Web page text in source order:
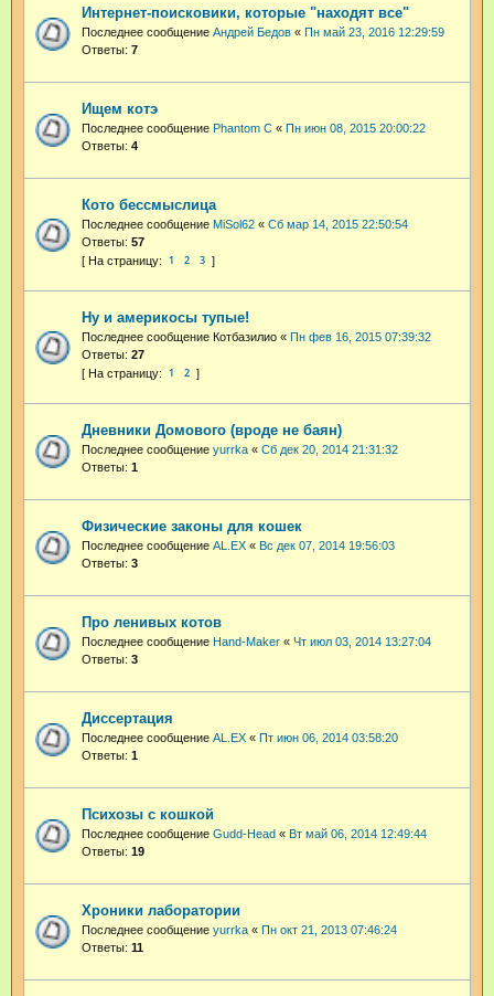
Интернет-поисковики, которые "находят все"
Последнее сообщение Андрей Бедов « Пн май 23, 2016 12:29:59
Ответы: 7
Ищем котэ
Последнее сообщение Phantom C « Пн июн 08, 2015 20:00:22
Ответы: 4
Кото бессмыслица
Последнее сообщение MiSol62 « Сб мар 14, 2015 22:50:54
Ответы: 57
1 2 3
Ну и америкосы тупые!
Последнее сообщение Котбазилио « Пн фев 16, 2015 07:39:32
Ответы: 27
1 2
Дневники Домового (вроде не баян)
Последнее сообщение yurrka « Сб дек 20, 2014 21:31:32
Ответы: 1
Физические законы для кошек
Последнее сообщение AL.EX « Вс дек 07, 2014 19:56:03
Ответы: 3
Про ленивых котов
Последнее сообщение Hand-Maker « Чт июл 03, 2014 13:27:04
Ответы: 3
Диссертация
Последнее сообщение AL.EX « Пт июн 06, 2014 03:58:20
Ответы: 1
Психозы с кошкой
Последнее сообщение Gudd-Head « Вт май 06, 2014 12:49:44
Ответы: 19
Хроники лаборатории
Последнее сообщение yurrka « Пн окт 21, 2013 07:46:24
Ответы: 11